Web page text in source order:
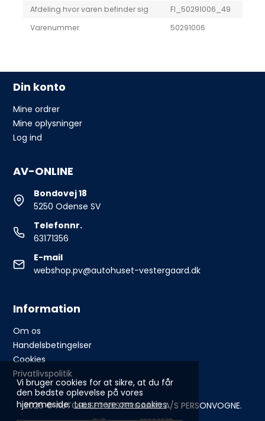
Vi bruger cookies for at sikre, at du får
den bedste oplevelse på vores
hjemmeside.Læs mere om cookies
Afdeling hvor varen befinder sig
FI_50291006_49
Varenummer
50291006
Din konto
Mine ordrer
Mine oplysninger
Log ind
AV-ONLINE
Bondovej 18
5250 Odense SV
Telefonnr.
63171356
E-mail
webshop.pv@autohuset-vestergaard.dk
Information
Om os
Handelsbetingelser
Cookies
Privatlivspolitik
2026 © AUTOHUSET VESTERGAARD A/S PERSONVOGNE.